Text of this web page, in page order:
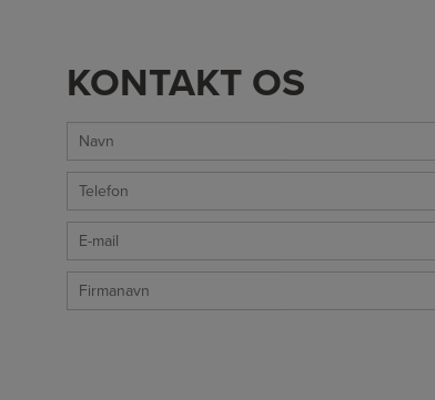
KONTAKT OS
Navn
*
Telefon
*
E-
mail
Firmanavn
*